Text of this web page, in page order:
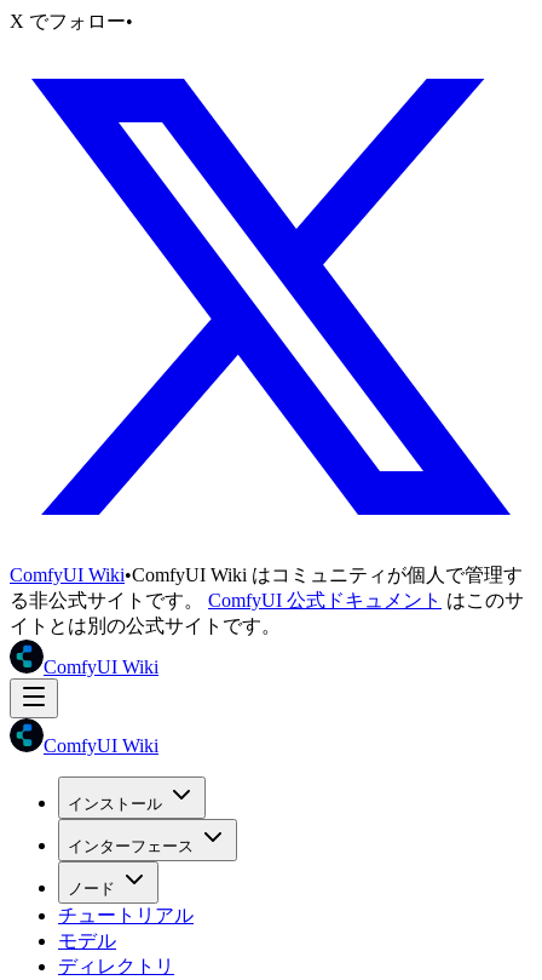
X でフォロー•
ComfyUI Wiki•ComfyUI Wiki はコミュニティが個人で管理す
る非公式サイトです。
ComfyUI 公式ドキュメント はこのサ
イトとは別の公式サイトです。
ComfyUI Wiki
ComfyUI Wiki
インストール
インターフェース
ノード
チュートリアル
モデル
ディレクトリ